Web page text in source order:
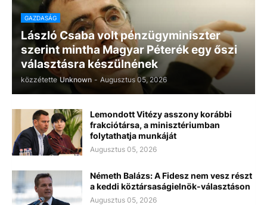
GAZDASÁG
László Csaba volt pénzügyminiszter
szerint mintha Magyar Péterék egy őszi
választásra készülnének
közzétette Unknown - Augusztus 05, 2026
Lemondott Vitézy asszony korábbi
frakciótársa, a minisztériumban
folytathatja munkáját
Augusztus 05, 2026
Németh Balázs: A Fidesz nem vesz részt
a keddi köztársaságielnök-választáson
Augusztus 05, 2026